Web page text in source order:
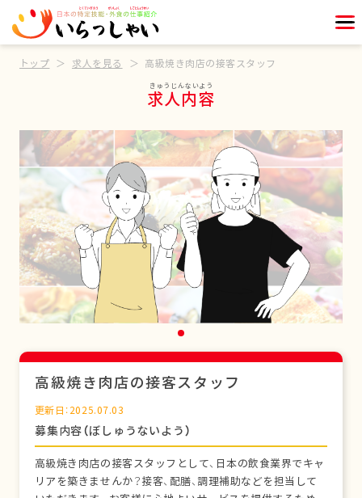
トップ 求人を見る 高級焼き肉店の接客スタッフ
求人内容
高級焼き肉店の接客スタッフ
更新日：2025.07.03
募集内容（ぼしゅうないよう）
高級焼き肉店の接客スタッフとして、日本の飲食業界でキャ
リアを築きませんか？接客、配膳、調理補助などを担当して